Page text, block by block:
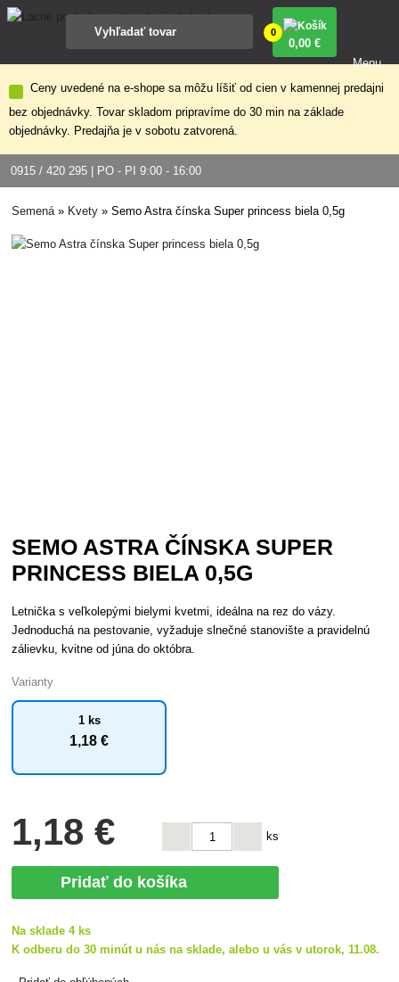
Ceny uvedené na e-shope sa môžu líšiť od cien v kamennej predajni
bez objednávky. Tovar skladom pripravíme do 30 min na základe
objednávky. Predajňa je v sobotu zatvorená.
0915 / 420 295 | PO - PI 9:00 - 16:00
0
0,00 €
Menu
Semená» Kvety »Semo Astra čínska Super princess biela 0,5g
SEMO ASTRA ČÍNSKA SUPER
PRINCESS BIELA 0,5G
Letnička s veľkolepými bielymi kvetmi, ideálna na rez do vázy.
Jednoduchá na pestovanie, vyžaduje slnečné stanovište a pravidelnú
zálievku, kvitne od júna do októbra.
Varianty
1 ks
1,18 €
1,18 € ks
Pridať do košíka
Na sklade 4 ks
K odberu do 30 minút u nás na sklade, alebo u vás v utorok, 11.08.